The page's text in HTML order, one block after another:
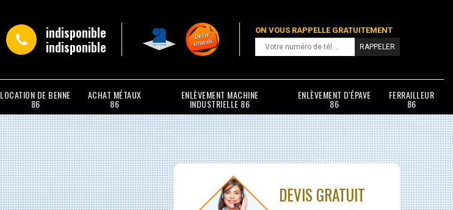
indisponible
indisponible
ON VOUS RAPPELLE GRATUITEMENT
LOCATION DE BENNE
86
ACHAT MÉTAUX
86
ENLÈVEMENT MACHINE
INDUSTRIELLE 86
ENLÈVEMENT D'ÉPAVE
86
FERRAILLEUR
86
DEVIS GRATUIT